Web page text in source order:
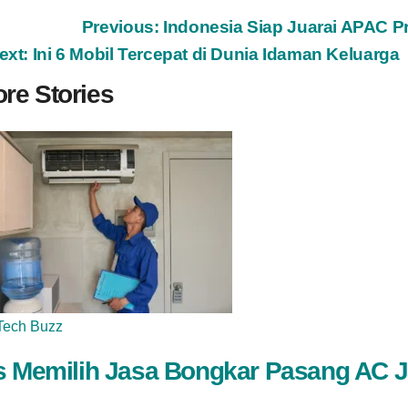
Previous: Indonesia Siap Juarai APAC
Ini 6 Mobil Tercepat di Dunia Idaman Keluarga
Stories
Buzz
Memilih Jasa Bongkar Pasang AC